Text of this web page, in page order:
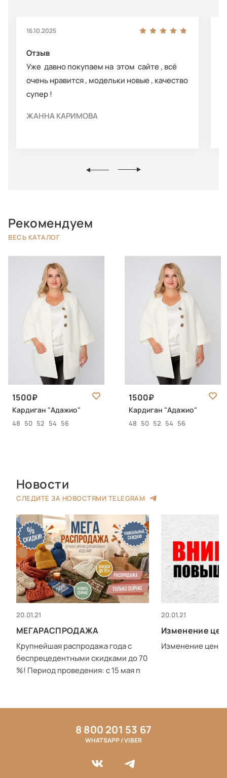
16.10.2025
Отзыв
Уже давно покупаем на этом сайте , всё
очень нравится , модельки новые , качество
супер !
ЖАННА КАРИМОВА
Рекомендуем
ВЕСЬ КАТАЛОГ
1500
Кардиган "Адажио"
48 50 52 54 56
1500
Кардиган "Адажио"
48 50 52 54 56
Новости
СЛЕДИТЕ ЗА НОВОСТЯМИ TELEGRAM
20.01.21
МЕГАРАСПРОДАЖА
Крупнейшая распродажа года с
беспрецедентными скидками до 70
%! Период проведения: с 15 мая п
20.01.21
Изменение цен
Изменение цен с
8 800 201 53 67
WHATSAPP / VIBER